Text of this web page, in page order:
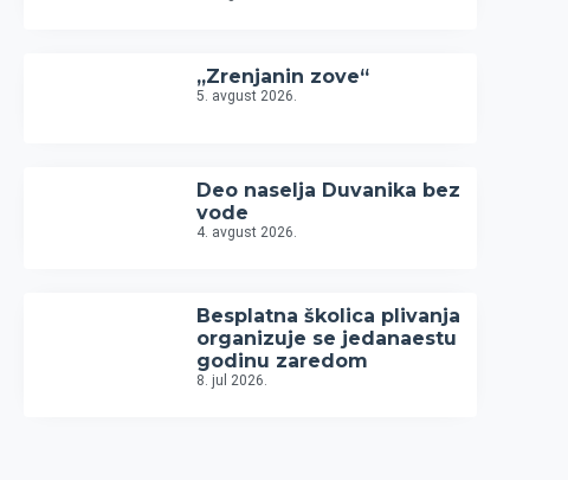
„Zrenjanin zove“
5. avgust 2026.
Deo naselja Duvanika bez
vode
4. avgust 2026.
Besplatna školica plivanja
organizuje se jedanaestu
godinu zaredom
8. jul 2026.